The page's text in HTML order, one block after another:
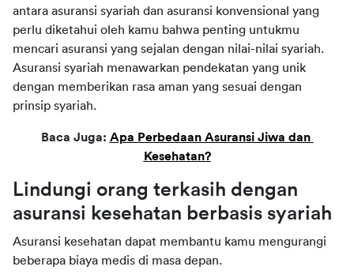
antara asuransi syariah dan asuransi konvensional yang
perlu diketahui oleh kamu bahwa penting untukmu
mencari asuransi yang sejalan dengan nilai-nilai syariah.
Asuransi syariah menawarkan pendekatan yang unik
dengan memberikan rasa aman yang sesuai dengan
prinsip syariah.
Baca Juga: Apa Perbedaan Asuransi Jiwa dan
Kesehatan?
Lindungi orang terkasih dengan
asuransi kesehatan berbasis syariah
Asuransi kesehatan dapat membantu kamu mengurangi
beberapa biaya medis di masa depan.